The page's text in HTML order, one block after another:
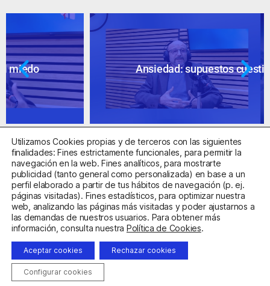
Ansiedad: supuestos cuestionables
Centro Sanitario Autorizado con el código E08737002
Aviso LegalPolítica de PrivacidadPolítica de Cookies
Clínica de la Ansiedad. Teléfonos:932263020
Correo:
Utilizamos Cookies propias y de terceros con las siguientes
finalidades: Fines estrictamente funcionales, para permitir la
navegación en la web. Fines analíticos, para mostrarte
publicidad (tanto general como personalizada) en base a un
perfil elaborado a partir de tus hábitos de navegación (p. ej.
páginas visitadas). Fines estadísticos, para optimizar nuestra
web, analizando las páginas más visitadas y poder ajustarnos a
las demandas de nuestros usuarios. Para obtener más
información, consulta nuestra Política de Cookies.
Aceptar cookies Rechazar cookies
Configurar cookies